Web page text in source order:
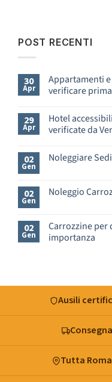
POST RECENTI
30
Apr
Appartamenti e
verificare
commento
su
Appartamenti
a
–
prima
di
prenotare
29
Apr
Hotel
verificate da
commento
su
a
Roma
–
9
strutture
02
Gen
Noleggiare
su
Noleggiare
Rotelle
02
Gen
Noleggio
su
Noleggio
Carrozzine:
02
Gen
Carrozzine
importanza
per
disabili:
introduzione
e
Ausili
Tutta